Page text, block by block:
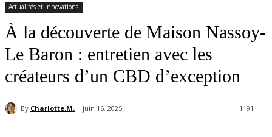
Actualités et Innovations
À la découverte de Maison Nassoy-
Le Baron : entretien avec les
créateurs d’un CBD d’exception
By Charlotte.M. juin 16, 2025 1191